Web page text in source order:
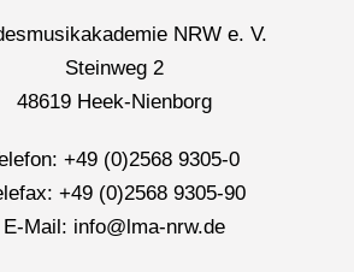
NRW e. V.
Steinweg 2
48619 Heek-Nienborg
+49 (0)2568 9305-0
+49 (0)2568 9305-90
E-Mail: info@lma-nrw.de